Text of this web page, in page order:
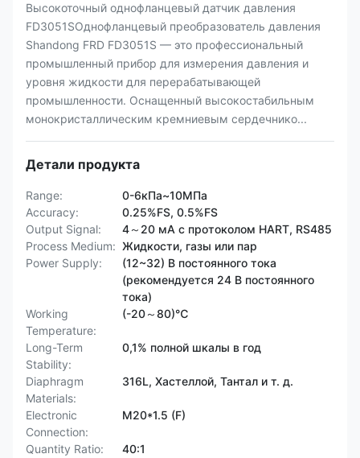
Высокоточный однофланцевый датчик давления
FD3051SОднофланцевый преобразователь давления
Shandong FRD FD3051S — это профессиональный
промышленный прибор для измерения давления и
уровня жидкости для перерабатывающей
промышленности. Оснащенный высокостабильным
монокристаллическим кремниевым сердечнико...
Детали продукта
Range:
0-6кПа~10МПа
Accuracy:
0.25%FS, 0.5%FS
Output Signal:
4～20 мА с протоколом HART, RS485
Process Medium: Жидкости, газы или пар
Power Supply:
(12~32) В постоянного тока
(рекомендуется 24 В постоянного
тока)
Working
Temperature:
(-20～80)℃
Long-Term
Stability:
0,1% полной шкалы в год
Diaphragm
Materials:
316L, Хастеллой, Тантал и т. д.
Electronic
Connection:
M20*1.5 (F)
Quantity Ratio:
40:1